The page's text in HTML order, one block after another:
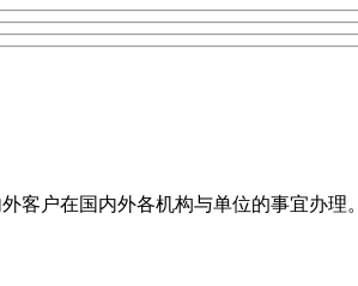
客户在国内外各机构与单位的事宜办理。